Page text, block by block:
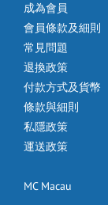
成為會員
會員條款及細則
常見問題
退換政策
付款方式及貨幣
條款與細則
私隱政策
運送政策
MC Macau